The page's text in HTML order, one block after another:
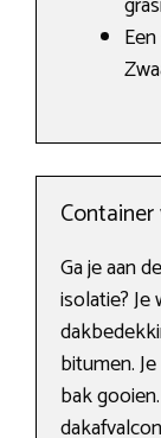
Ga je aan
isolatie?
bitumen.
bak